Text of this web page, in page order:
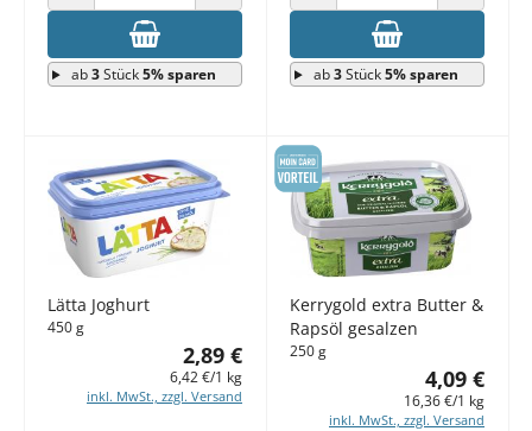
ANZAHL VERRINGERN ANZAHL ERHÖHEN
ab3Stück5% sparen
ANZAHL VERRINGERN ANZAHL
ab3Stück5% sparen
Lätta Joghurt
450 g
2,89 €
6,42 €/1 kg
inkl. MwSt., zzgl. Versand
Kerrygold extra Butter &
Rapsöl gesalzen
250 g
4,09 €
16,36 €/1 kg
inkl. MwSt., zzgl. Versand